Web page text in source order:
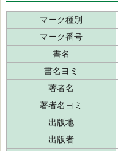
マーク種別
マーク番号
書名
書名ヨミ
著者名
著者名ヨミ
出版地
出版者